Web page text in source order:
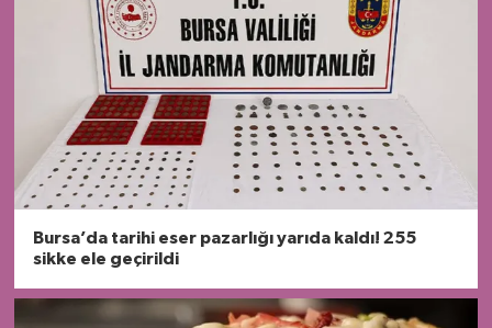
Bursa’da tarihi eser pazarlığı yarıda kaldı! 255
sikke ele geçirildi